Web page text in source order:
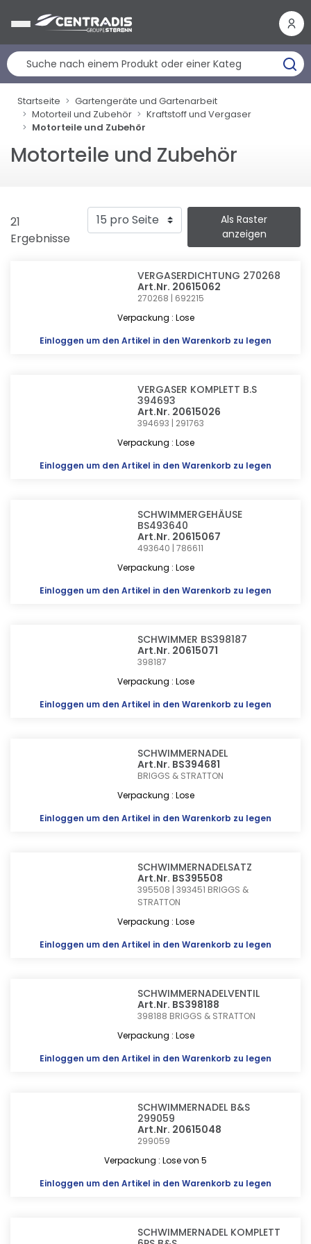
Startseite
Gartengeräte und Gartenarbeit
Motorteil und Zubehör
Kraftstoff und Vergaser
Motorteile und Zubehör
Motorteile und Zubehör
21
Ergebnisse
Als Raster
anzeigen
VERGASERDICHTUNG 270268
Art.Nr. 20615062
270268 | 692215
Verpackung : Lose
Einloggen um den Artikel in den Warenkorb zu legen
VERGASER KOMPLETT B.S
394693
Art.Nr. 20615026
394693 | 291763
Verpackung : Lose
Einloggen um den Artikel in den Warenkorb zu legen
SCHWIMMERGEHÄUSE
BS493640
Art.Nr. 20615067
493640 | 786611
Verpackung : Lose
Einloggen um den Artikel in den Warenkorb zu legen
SCHWIMMER BS398187
Art.Nr. 20615071
398187
Verpackung : Lose
Einloggen um den Artikel in den Warenkorb zu legen
SCHWIMMERNADEL
Art.Nr. BS394681
BRIGGS & STRATTON
Verpackung : Lose
Einloggen um den Artikel in den Warenkorb zu legen
SCHWIMMERNADELSATZ
Art.Nr. BS395508
395508 | 393451 BRIGGS &
STRATTON
Verpackung : Lose
Einloggen um den Artikel in den Warenkorb zu legen
SCHWIMMERNADELVENTIL
Art.Nr. BS398188
398188 BRIGGS & STRATTON
Verpackung : Lose
Einloggen um den Artikel in den Warenkorb zu legen
SCHWIMMERNADEL B&S
299059
Art.Nr. 20615048
299059
Verpackung : Lose von 5
Einloggen um den Artikel in den Warenkorb zu legen
SCHWIMMERNADEL KOMPLETT